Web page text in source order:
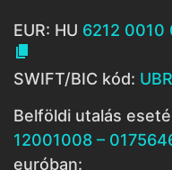
EUR: HU 6212

SWIFT/BIC kód:
Belföldi utalás
12001008 –
euróban: